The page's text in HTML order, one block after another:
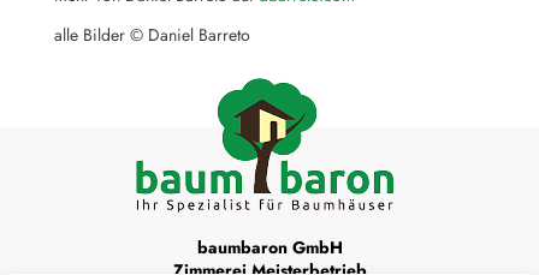
alle Bilder © Daniel Barreto
baumbaron GmbH